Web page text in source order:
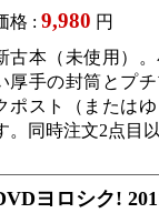
格 : 9,980 円
古本（未使用）
厚手の封筒とプ
ポスト（または
。同時注文2点目
ヨロシク!